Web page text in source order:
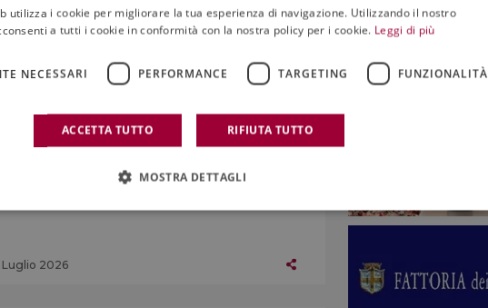
di Tutela, Schüttelbrot Igp Alto Adige
Luglio 2026
Luglio 2026
utilizza i cookie per migliorare la tua esperienza di navigazione. Utilizzando il nostro
a tutti i cookie in conformità con la nostra policy per i cookie. Leggi di più
NECESSARI PERFORMANCE TARGETING FUNZIONALITÀ
ACCETTA TUTTO RIFIUTA TUTTO
MOSTRA DETTAGLI